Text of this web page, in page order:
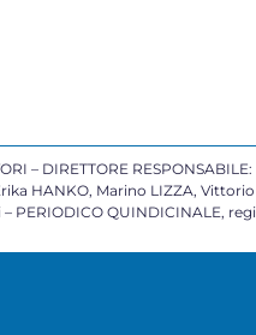
– DIRETTORE
HANKO, Marino LIZZA, Vittorio
PERIODICO QUINDICINALE,